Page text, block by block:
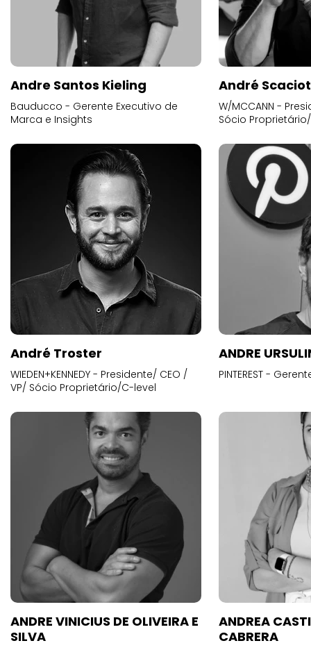
Andre Santos Kieling
Bauducco - Gerente Executivo de
Marca e Insights
André
W/MCCANN -
Sócio
André Troster
WIEDEN+KENNEDY - Presidente/ CEO /
VP/ Sócio Proprietário/C-level
ANDRE
PINTEREST -
ANDRE VINICIUS DE OLIVEIRA E
SILVA
ANDREA
CABRERA